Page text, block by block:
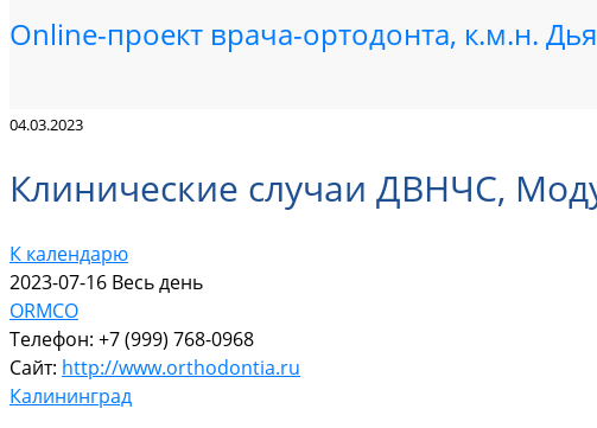
Online-проект врача-ортодонта, к.м.н.
04.03.2023
Клинические случаи ДВНЧС,
К календарю
2023-07-16 Весь день
ORMCO
Телефон: +7 (999) 768-0968
Сайт: http://www.orthodontia.ru
Калининград